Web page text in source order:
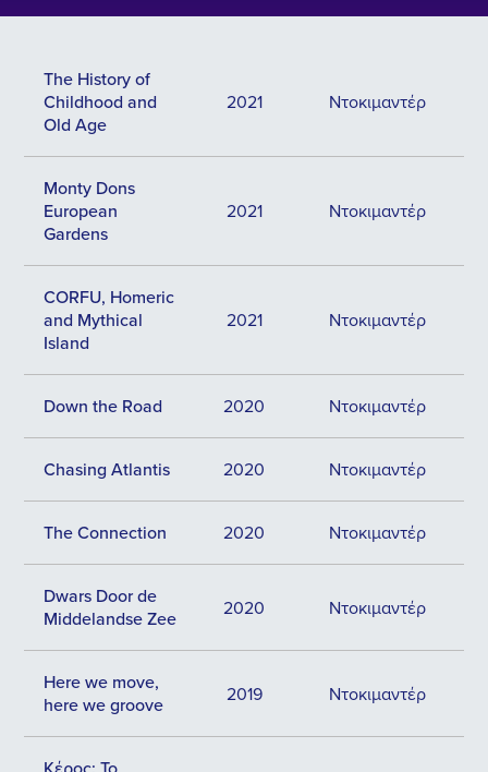
The History of
Childhood and
Old Age
2021 Ντοκιμαντέρ
Monty Dons
European
Gardens
2021 Ντοκιμαντέρ
CORFU, Homeric
and Mythical
Island
2021 Ντοκιμαντέρ
Down the Road 2020 Ντοκιμαντέρ
Chasing Atlantis 2020 Ντοκιμαντέρ
The Connection 2020 Ντοκιμαντέρ
Dwars Door de
Middelandse Zee
2020 Ντοκιμαντέρ
Here we move,
here we groove
2019 Ντοκιμαντέρ